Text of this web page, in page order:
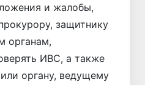
и жалобы,
защитнику
органам,
ИВС, а также
органу, ведущему